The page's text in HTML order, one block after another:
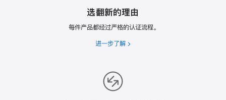
选翻新的理由
每件产品都经过严格的认证流程。
进一步了解 选